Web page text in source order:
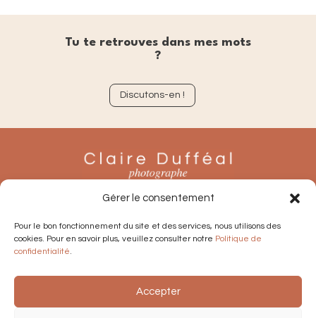
Gérer le consentement
Pour le bon fonctionnement du site et des services, nous utilisons des
cookies. Pour en savoir plus, veuillez consulter notre Politique de
confidentialité.
Accepter
Tu te retrouves dans mes mots
?
Discutons-en !
Conditions générales de vente
Mentions légales